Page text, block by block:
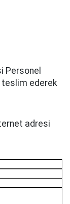
Personel
teslim ederek
adresi